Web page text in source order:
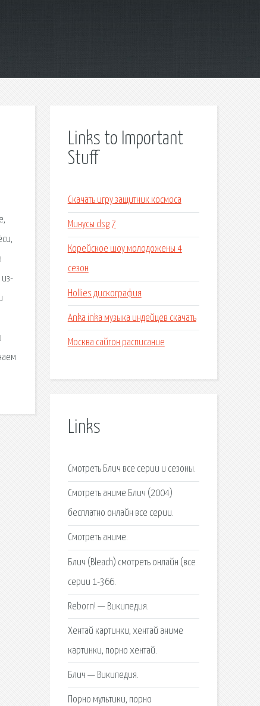
из-
Links to Important
Stuff
Скачать игру защитник космоса
Минусы dsg 7
Корейское шоу молодожены 4
сезон
Hollies дискография
Anka inka музыка индейцев скачать
Москва сайгон расписание
Links
Смотреть Блич все серии и сезоны.
Смотреть аниме Блич (2004)
бесплатно онлайн все серии.
Смотреть аниме.
Блич (Bleach) смотреть онлайн (все
серии 1-366.
Reborn! — Википедия.
Хентай картинки, хентай аниме
картинки, порно хентай.
Блич — Википедия.
Порно мультики, порно